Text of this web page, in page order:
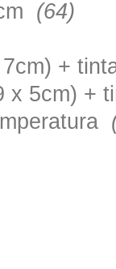
(64)
+
x 5cm) +